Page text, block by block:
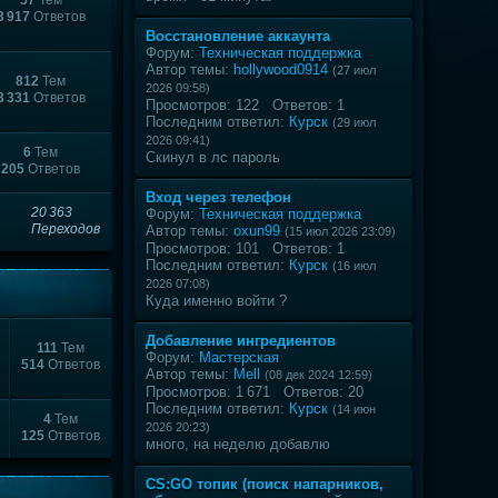
917 Ответов
812 Тем
331Ответов
6 Тем
205 Ответов
20 363
Переходов
111Тем
514Ответов
4Тем
125Ответов
Восстановление аккаунта
Форум: Техническая поддержка
Автор темы: hollywood0914 (27 июл
2026 09:58)
Просмотров: 122 Ответов: 1
Последним ответил: Курск (29 июл
2026 09:41)
Скинул в лс пароль
Вход через телефон
Форум: Техническая поддержка
Автор темы: oxun99 (15 июл 2026 23:09)
Просмотров: 101 Ответов: 1
Последним ответил: Курск (16 июл
2026 07:08)
Куда именно войти ?
Добавление ингредиентов
Форум: Мастерская
Автор темы: Mell (08 дек 2024 12:59)
Просмотров: 1 671 Ответов: 20
Последним ответил: Курск (14 июн
2026 20:23)
много, на неделю добавлю
CS:GO топик (поиск напарников,